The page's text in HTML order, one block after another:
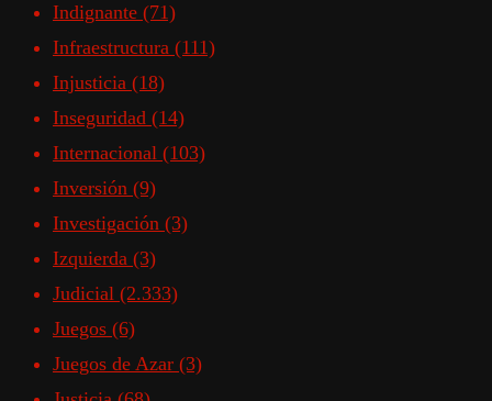
Indignante (71)
Infraestructura (111)
Injusticia (18)
Inseguridad (14)
Internacional (103)
Inversión (9)
Investigación (3)
Izquierda (3)
Judicial (2.333)
Juegos (6)
Juegos de Azar (3)